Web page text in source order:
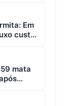
Em
custa
mata